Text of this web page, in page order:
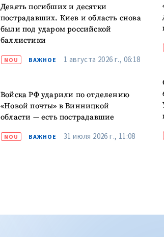
Девять погибших и десятки
пострадавших. Киев и область снова
были под ударом российской
баллистики
NOU ВАЖНОЕ 1 августа 2026 г., 06:18
Войска РФ ударили по отделению
«Новой почты» в Винницкой
области — есть пострадавшие
NOU ВАЖНОЕ 31 июля 2026 г., 11:08
Я прочитал(а) и согласен(на) с
политикой конфиденциальности